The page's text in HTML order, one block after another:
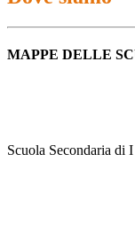
MAPPE DELLE
Scuola Secondaria di